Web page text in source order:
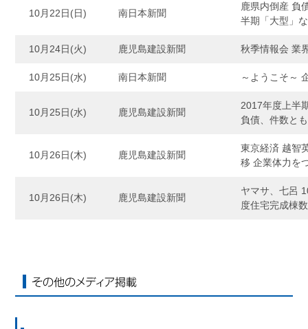
10月22日(日) 南日本新聞
鹿県内倒産
半期「大型」
10月24日(火) 鹿児島建設新聞 秋季情報会 業
10月25日(水) 南日本新聞 ～ようこそ～
10月25日(水) 鹿児島建設新聞
2017年度上半
負債、件数と
10月26日(木) 鹿児島建設新聞
東京経済 越智
移 企業体力を
10月26日(木) 鹿児島建設新聞
ヤマサ、七呂
度住宅完成棟